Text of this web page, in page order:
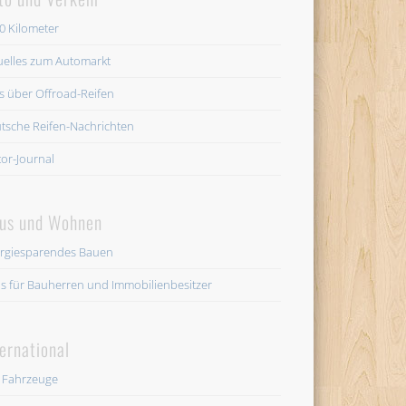
Kilometer
zum Automarkt
über Offroad-Reifen
Reifen-Nachrichten
Journal
und Wohnen
Bauen
für Bauherren und Immobilienbesitzer